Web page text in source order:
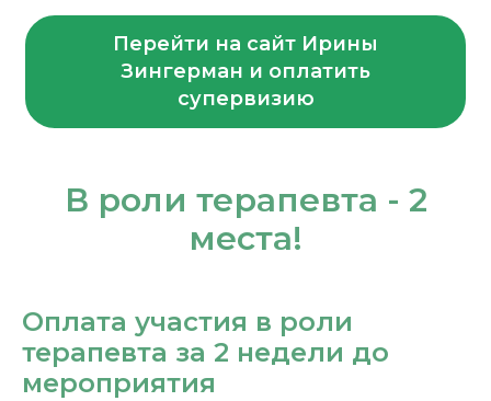
Перейти на сайт Ирины
Зингерман и оплатить
супервизию
В роли терапевта - 2
места!
Оплата участия в роли
терапевта за 2 недели до
мероприятия